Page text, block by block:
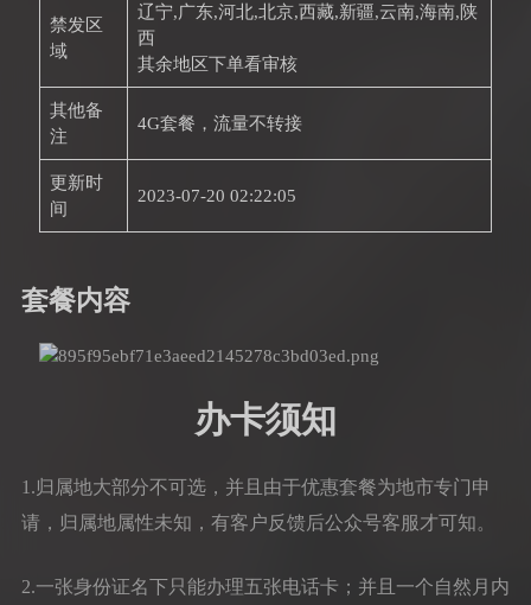
禁发区
域
辽宁,广东,河北,北京,西藏,新疆,云南,海南,陕
西
其余地区下单看审核
其他备
注
4G套餐，流量不转接
更新时
间
2023-07-20 02:22:05
套餐内容
办卡须知
1.归属地大部分不可选，并且由于优惠套餐为地市专门申
请，归属地属性未知，有客户反馈后公众号客服才可知。
2.一张身份证名下只能办理五张电话卡；并且一个自然月内